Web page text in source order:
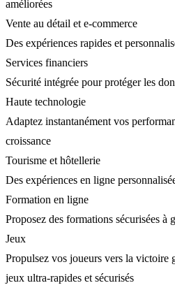
améliorées
Vente au détail et e-commerce
Des expériences rapides et
Services financiers
Sécurité intégrée pour protéger les
Haute technologie
Adaptez instantanément vos
croissance
Tourisme et hôtellerie
Des expériences en ligne
Formation en ligne
Proposez des formations sécurisées à
Jeux
Propulsez vos joueurs vers la victoire
jeux ultra-rapides et sécurisés